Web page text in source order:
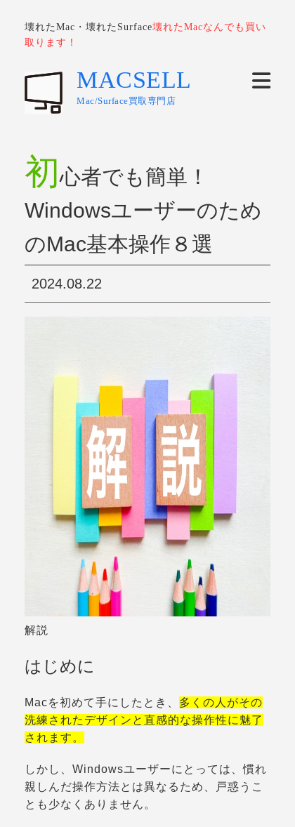
壊れたMac・壊れたSurface壊れたMacなんでも買い
取ります！
MACSELL
Mac/Surface買取専門店
初心者でも簡単！
Windowsユーザーのため
のMac基本操作８選
2024.08.22
解説
はじめに
Macを初めて手にしたとき、 多くの人がその
洗練されたデザインと直感的な操作性に魅了
されます。
しかし、Windowsユーザーにとっては、慣れ
親しんだ操作方法とは異なるため、戸惑うこ
とも少なくありません。